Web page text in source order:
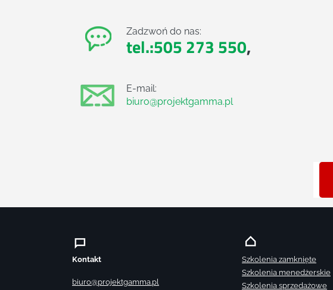
Zadzwoń do nas:
tel.:505 273 550,
E-mail:
biuro@projektgamma.pl
Kontakt
biuro@projektgamma.pl
Szkolenia zamknięte
Szkolenia menedżerskie
Szkolenia sprzedażowe